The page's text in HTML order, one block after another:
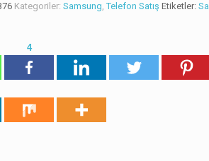
Kategoriler:Samsung,Telefon Satış Etiketler:
4